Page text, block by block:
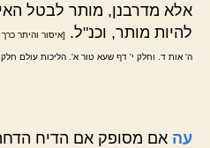
אלא מדרבנן, מותר לבטל
להיות מותר, וכנ"ל.
[איסור והיתר
ה' אות ד. וחלק י' דף שעא טור א'. הליכות עולם
עה אם מסופק אם הדיח